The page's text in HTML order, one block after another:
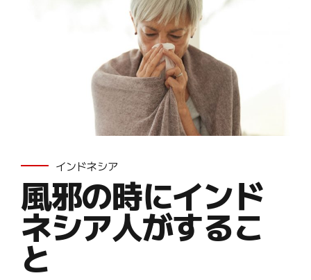
インドネシア
風邪の時にインド
ネシア人がするこ
と